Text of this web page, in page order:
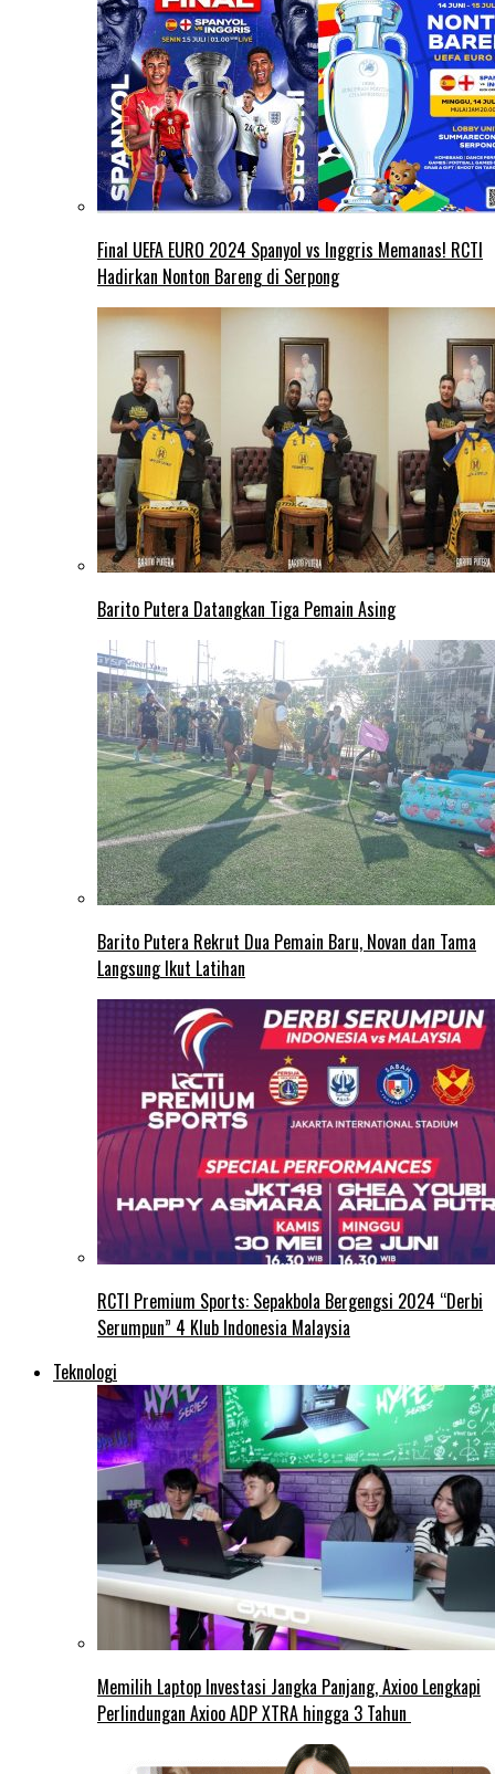
Final UEFA EURO 2024 Spanyol vs Inggris Memanas! RCTI
Hadirkan Nonton Bareng di Serpong
Barito Putera Datangkan Tiga Pemain Asing
Barito Putera Rekrut Dua Pemain Baru, Novan dan Tama
Langsung Ikut Latihan
RCTI Premium Sports: Sepakbola Bergengsi 2024 “Derbi
Serumpun” 4 Klub Indonesia Malaysia
Teknologi
Memilih Laptop Investasi Jangka Panjang, Axioo Lengkapi
Perlindungan Axioo ADP XTRA hingga 3 Tahun